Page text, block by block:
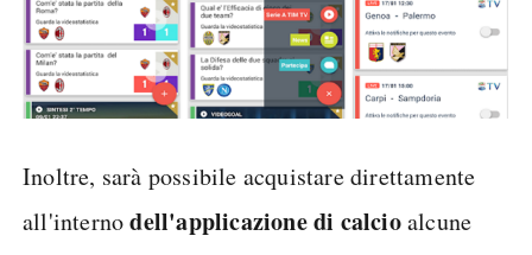
Inoltre, sarà possibile acquistare direttamente
all'internodell'applicazione di calcioalcune